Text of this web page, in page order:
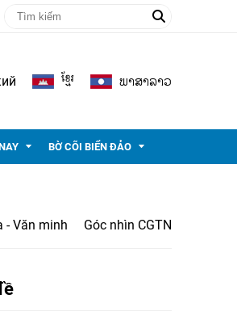
ខ្មែរ ພາ​ສາ​ລາວ
BỜ CÕI BIỂN ĐẢO
- Văn minh Góc nhìn CGTN